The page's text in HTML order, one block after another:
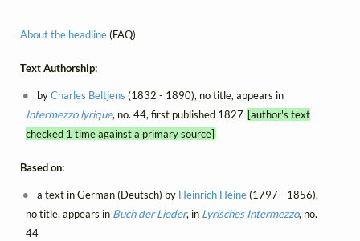
About the headline(FAQ)
Text Authorship:
byCharles Beltjens (1832 - 1890), no title, appears in
Intermezzo lyrique, no. 44, first published 1827 [author's text
checked 1 time against a primary source]
Based on:
a text in German (Deutsch) by Heinrich Heine(1797 - 1856),
no title, appears in Buch der Lieder, in Lyrisches Intermezzo, no.
44